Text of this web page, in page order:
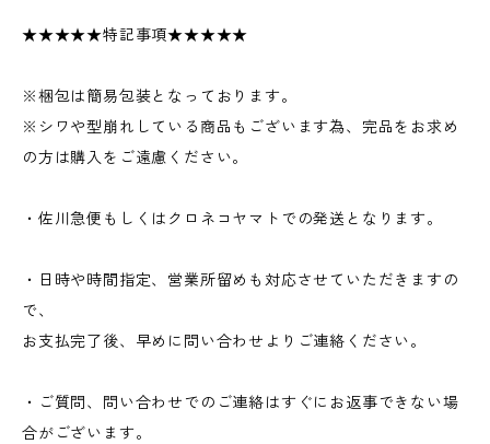
★★★★★特記事項★★★★★
※梱包は簡易包装となっております。
※シワや型崩れしている商品もございます為、完品をお求め
の方は購入をご遠慮ください。
・佐川急便もしくはクロネコヤマトでの発送となります。
・日時や時間指定、営業所留めも対応させていただきますの
で、
お支払完了後、早めに問い合わせよりご連絡ください。
・ご質問、問い合わせでのご連絡はすぐにお返事できない場
合がございます。